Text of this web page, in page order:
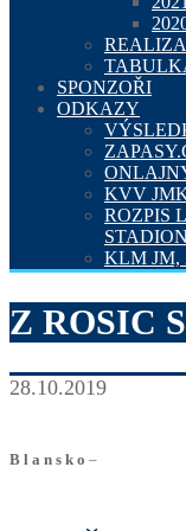
SPONZOŘI
ODKAZY
KVV
ROZPIS
STADION
KLM JM,
Z ROSIC
28.10.2019
B l a n s k o –